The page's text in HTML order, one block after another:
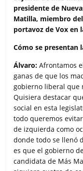
k
p
i
r
presidente de
Matilla, miembro del
portavoz de Vox en
Cómo se presentan
Álvaro: Afrontamos
ganas de que los
gobierno liberal que
Quisiera destacar
social en esta
todo queremos
de izquierda como
donde todo se llenó
es que el gobierno
candidata de Más